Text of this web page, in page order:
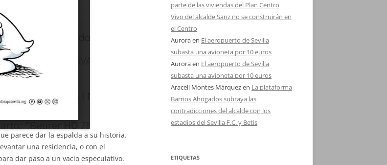
parece dar la espalda a su historia.
una residencia, o con el
dar paso a un vacío especulativo.
parte de las viviendas del Plan Centro
Vivo del alcalde Sanz no se construirán en
el Centro
Auroraen El aeropuerto de Sevilla
subasta una avioneta por 10 euros
Auroraen El aeropuerto de Sevilla
subasta una avioneta por 10 euros
Araceli Montes Márquezen La plataforma
Barrios Ahogados subraya las
contradicciones del alcalde con los
estadios del Sevilla F.C. y Betis
ETIQUETAS